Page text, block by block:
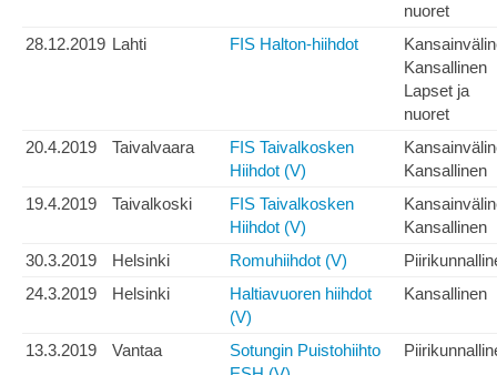
nuoret
28.12.2019 Lahti FIS Halton-hiihdot
Kansallinen
Lapset ja
nuoret
20.4.2019
Taivalvaara
FIS Taivalkosken
Hiihdot (V)
Kansallinen
19.4.2019
Taivalkoski
FIS Taivalkosken
Hiihdot (V)
Kansallinen
30.3.2019
Helsinki Romuhiihdot (V)
24.3.2019
Helsinki
Haltiavuoren hiihdot
(V)
Kansallinen
13.3.2019 Vantaa
Sotungin Puistohiihto